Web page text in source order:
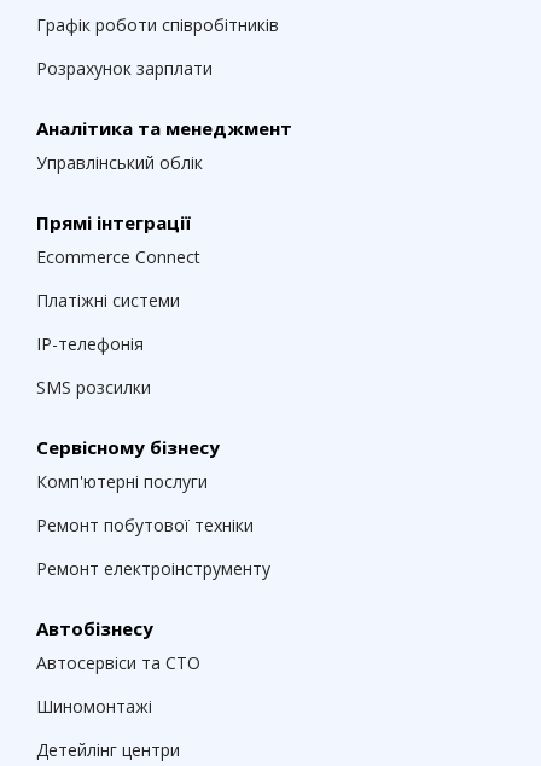
Графік роботи співробітників
Розрахунок зарплати
Аналітика та менеджмент
Управлінський облік
Прямі інтеграції
Ecommerce Connect
Платіжні системи
IP-телефонія
SMS розсилки
Сервісному бізнесу
Комп'ютерні послуги
Ремонт побутової техніки
Ремонт електроінструменту
Автобізнесу
Автосервіси та СТО
Шиномонтажі
Детейлінг центри